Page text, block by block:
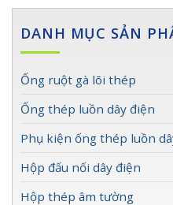
DANH MỤC SẢN
Ống ruột gà lõi thép
Ống thép luồn dây điện
Phụ kiện ống thép luồn
Hộp đấu nối dây điện
Hộp thép âm tường